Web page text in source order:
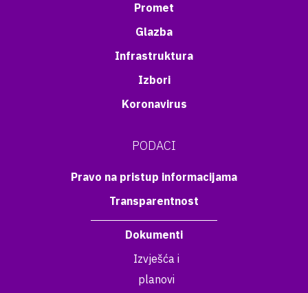
Promet
Glazba
Infrastruktura
Izbori
Koronavirus
PODACI
Pravo na pristup informacijama
Transparentnost
Dokumenti
Izvješća i
planovi